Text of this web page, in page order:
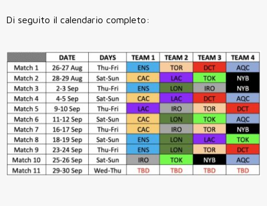
Di seguito il calendario completo: